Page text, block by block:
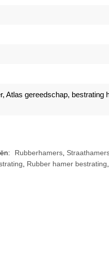
,Atlas gereedschap, bestrating
Rubberhamers
Rubber hamer bestrating